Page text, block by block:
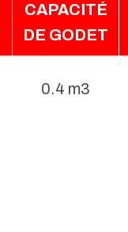
CAPACITÉ
DE GODET
0.4 m3